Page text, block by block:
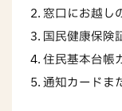
窓口にお越し
国民健康保険
住民基本台帳
通知カードま